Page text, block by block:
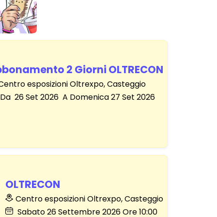
2 Giorni OLTRECON
esposizioni Oltrexpo, Casteggio
Da 26Set 2026 A Domenica27 Set 2026
OLTRECON
Centro esposizioni Oltrexpo, Casteggio
Sabato26Settembre 2026Ore 10:00